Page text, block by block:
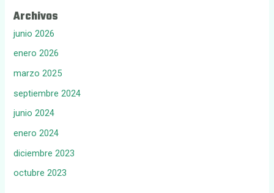
Archivos
junio 2026
enero 2026
marzo 2025
septiembre 2024
junio 2024
enero 2024
diciembre 2023
octubre 2023